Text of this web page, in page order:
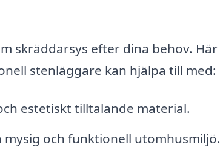
skräddarsys efter dina behov. Här
stenläggare kan hjälpa till med:
estetiskt tilltalande material.
och funktionell utomhusmiljö.